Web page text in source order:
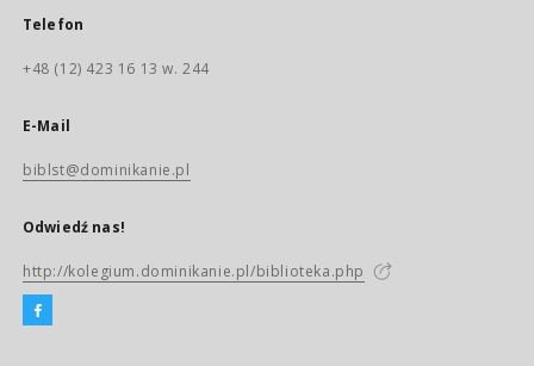
Telefon
+48 (12) 423 16 13 w. 244
E-Mail
biblst@dominikanie.pl
Odwiedź nas!
http://kolegium.dominikanie.pl/biblioteka.php